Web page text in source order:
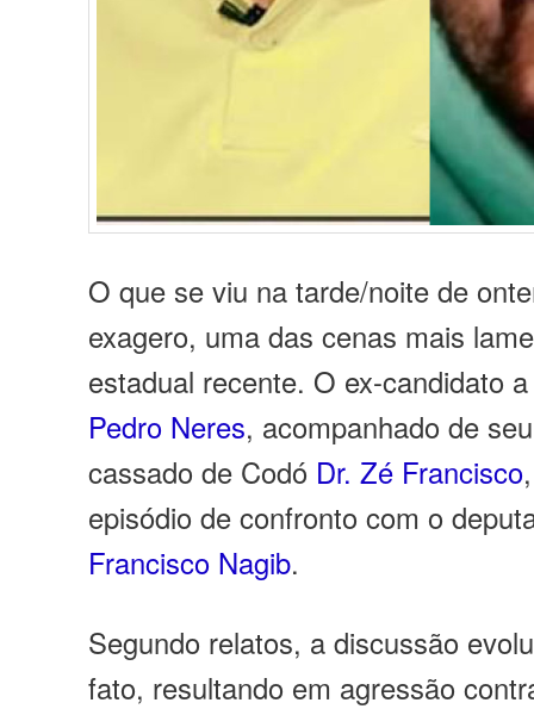
O que se viu na tarde/noite de
exagero, uma das cenas mais
estadual recente. O ex-candidato
Pedro Neres, acompanhado de
cassado de Codó Dr. Zé Francisco
episódio de confronto com o
Francisco Nagib.
Segundo relatos, a discussão
fato, resultando em agressão